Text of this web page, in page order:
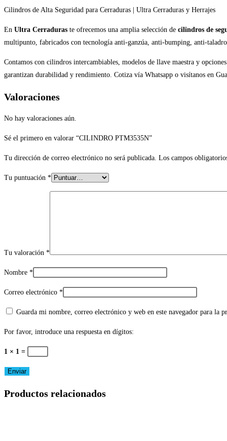
Cilindros de Alta Seguridad para Cerraduras | Ultra Cerraduras y Herrajes
En Ultra Cerraduras te ofrecemos una amplia selección de cilindros de
multipunto, fabricados con tecnología anti-ganzúa, anti-bumping, anti-
Contamos con cilindros intercambiables, modelos de llave maestra y
garantizan durabilidad y rendimiento. Cotiza vía Whatsapp o visítanos en
Valoraciones
No hay valoraciones aún.
Sé el primero en valorar “CILINDRO PTM3535N”
Tu dirección de correo electrónico no será publicada. Los campos
Tu puntuación *
Tu valoración *
Nombre *
Correo electrónico *
Guarda mi nombre, correo electrónico y web en este navegador para la
Por favor, introduce una respuesta en dígitos:
1 × 1 =
Productos relacionados